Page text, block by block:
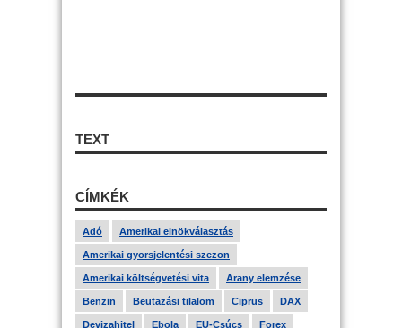
TEXT
CÍMKÉK
Adó Amerikai elnökválasztás
Amerikai gyorsjelentési szezon
Amerikai költségvetési vita Arany elemzése
Benzin Beutazási tilalom Ciprus DAX
Devizahitel Ebola EU-Csúcs Forex